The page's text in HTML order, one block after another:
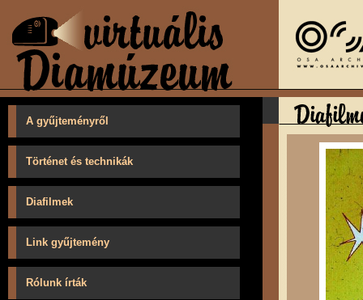
A gyűjteményről
Történet és technikák
Diafilmek
Link gyűjtemény
Rólunk írták